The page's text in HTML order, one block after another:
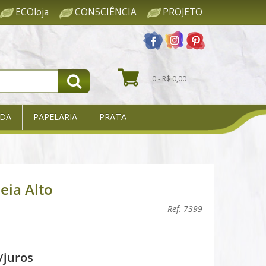
ECOloja CONSCIÊNCIA PROJETO
0 - R$ 0,00
PAPELARIA PRATA
Alto
Ref: 7399